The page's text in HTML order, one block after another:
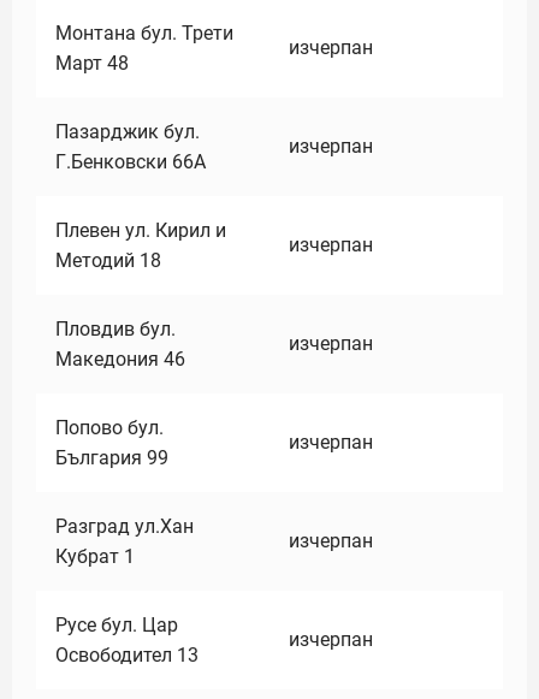
Монтана бул. Трети
Март 48
изчерпан
Пазарджик бул.
Г.Бенковски 66А
изчерпан
Плевен ул. Кирил и
Методий 18
изчерпан
Пловдив бул.
Македония 46
изчерпан
Попово бул.
България 99
изчерпан
Разград ул.Хан
Кубрат 1
изчерпан
Русе бул. Цар
Освободител 13
изчерпан